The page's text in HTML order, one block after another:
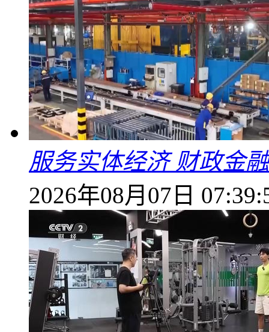
服务实体经济 财政金
2026年08月07日